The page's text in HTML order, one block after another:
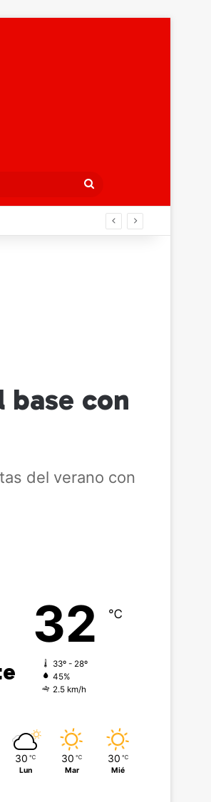
Buscar
por
con
del verano con
32 ℃
33º - 28º
45%
2.5 km/h
30 ℃
Lun
30 ℃
Mar
30 ℃
Mié